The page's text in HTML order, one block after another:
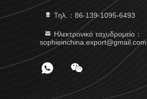
Τηλ.：86-139-1095-6493
Ηλεκτρονικό ταχυδρομείο：
sophieinchina.export@gmail.com